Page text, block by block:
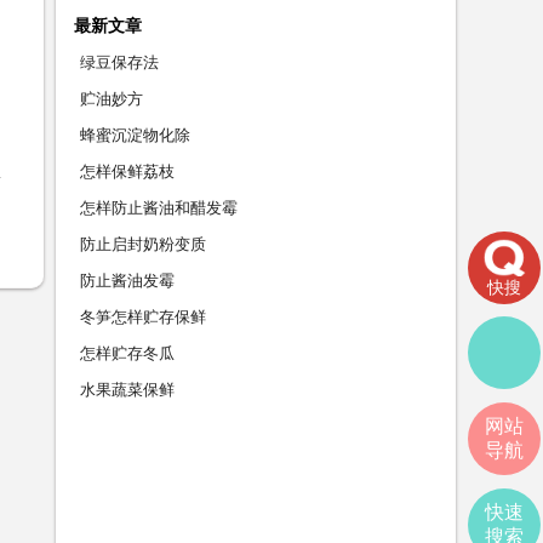
最新文章
绿豆保存法
贮油妙方
蜂蜜沉淀物化除
怎样保鲜荔枝
怎样防止酱油和醋发霉
防止启封奶粉变质
防止酱油发霉
冬笋怎样贮存保鲜
怎样贮存冬瓜
水果蔬菜保鲜
快搜
网站
导航
快速
搜索